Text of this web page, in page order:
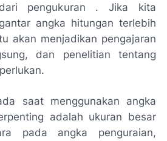
pengukuran . Jika kita
angka hitungan terlebih
akan menjadikan pengajaran
dan penelitian tentang
saat menggunakan angka
adalah ukuran besar
pada angka penguraian,